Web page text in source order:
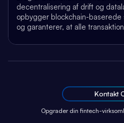
decentralisering af drift og
opbygger blockchain-
og garanterer, at alle
Kontakt
Opgrader din fintech-